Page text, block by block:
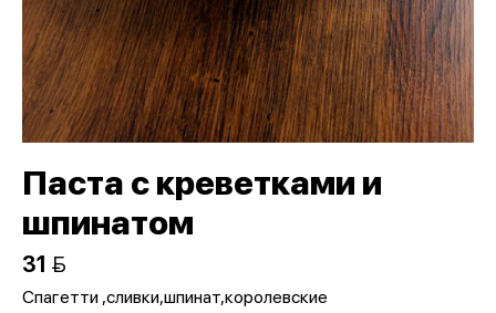
Паста с креветками и
шпинатом
31 
Спагетти ,сливки,шпинат,королевские